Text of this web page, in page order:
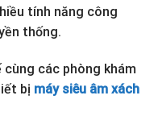
tính năng công
thống.
các phòng khám
bị máy siêu âm xách